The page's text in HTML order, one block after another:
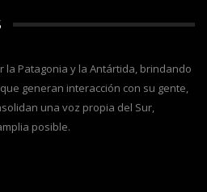
la Patagonia y la Antártida, brindando
generan interacción con su gente,
una voz propia del Sur,
posible.